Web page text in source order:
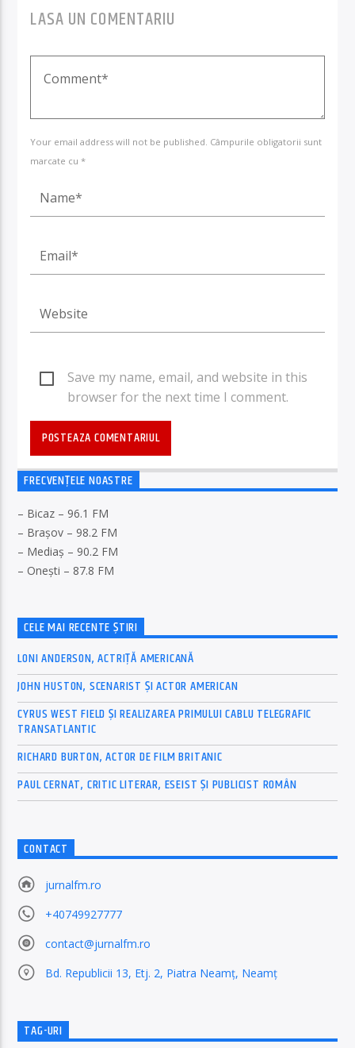
LASA UN COMENTARIU
Your email address will not be published. Câmpurile obligatorii sunt
marcate cu *
Save my name, email, and website in this
browser for the next time I comment.
FRECVENȚELE NOASTRE
– Bicaz – 96.1 FM
– Brașov – 98.2 FM
– Mediaș – 90.2 FM
– Onești – 87.8 FM
CELE MAI RECENTE ȘTIRI
LONI ANDERSON, ACTRIȚĂ AMERICANĂ
JOHN HUSTON, SCENARIST ȘI ACTOR AMERICAN
CYRUS WEST FIELD ȘI REALIZAREA PRIMULUI CABLU TELEGRAFIC
TRANSATLANTIC
RICHARD BURTON, ACTOR DE FILM BRITANIC
PAUL CERNAT, CRITIC LITERAR, ESEIST ȘI PUBLICIST ROMÂN
CONTACT
jurnalfm.ro
+40749927777
contact@jurnalfm.ro
Bd. Republicii 13, Etj. 2, Piatra Neamț, Neamț
TAG-URI